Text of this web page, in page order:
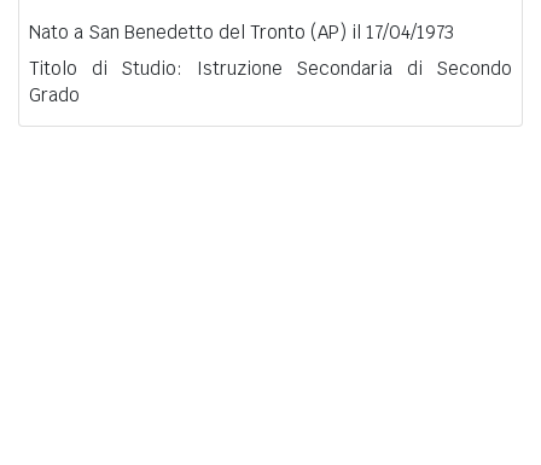
Nato a San Benedetto del Tronto (AP) il 17/04/1973
Titolo di Studio: Istruzione Secondaria di Secondo
Grado